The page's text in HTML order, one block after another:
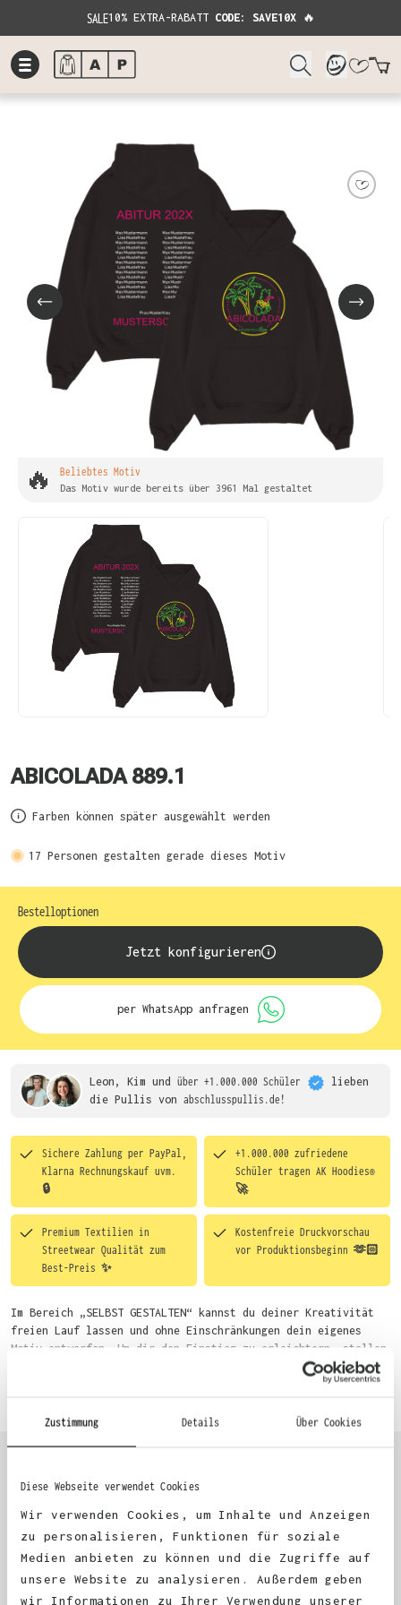
Zustimmung Details Über Cookies
Diese Webseite verwendet Cookies
Wir verwenden Cookies, um Inhalte und Anzeigen
zu personalisieren, Funktionen für soziale
Medien anbieten zu können und die Zugriffe auf
unsere Website zu analysieren. Außerdem geben
wir Informationen zu Ihrer Verwendung unserer
SALE10% EXTRA-RABATT CODE: SAVE10X🔥
🔥 Beliebtes Motiv
Das Motiv wurde bereits über 3961 Mal gestaltet
ABICOLADA 889.1
Farben können später ausgewählt werden
17 Personen gestalten gerade dieses Motiv
Bestelloptionen
Jetzt konfigurieren
per WhatsApp anfragen
Leon, Kim und über +1.000.000 Schüler
lieben
die Pullis von abschlusspullis.de!
Sichere Zahlung per PayPal,
Klarna Rechnungskauf uvm.
🔒
+1.000.000 zufriedene
Schüler tragen AK Hoodies®
🚀
Premium Textilien in
Streetwear Qualität zum
Best-Preis ✨
Kostenfreie Druckvorschau
vor Produktionsbeginn 🫶🏻
Im Bereich „SELBST GESTALTEN“ kannst du deiner Kreativität
freien Lauf lassen und ohne Einschränkungen dein eigenes
Motiv entwerfen. Um dir den Einstieg zu erleichtern, stellen
wir eine von unseren Designern vorgefertigte Vorlage bereit.
Wähle einfach deine Wunsch-Produkte auf dieser Seite aus und
du auch bequem über das Bestellformular, per E-Mail oder
KUNDEN FEEDBACK 🫶
Excellent